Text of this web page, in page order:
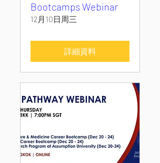
Bootcamps Webinar
12月10日周三
詳細資料